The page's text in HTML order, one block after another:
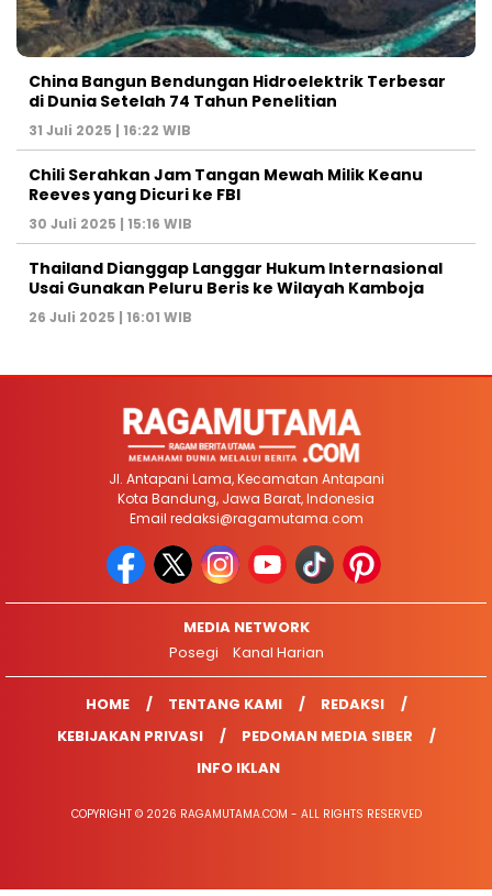
China Bangun Bendungan Hidroelektrik Terbesar
di Dunia Setelah 74 Tahun Penelitian
31 Juli 2025 | 16:22 WIB
Chili Serahkan Jam Tangan Mewah Milik Keanu
Reeves yang Dicuri ke FBI
30 Juli 2025 | 15:16 WIB
Thailand Dianggap Langgar Hukum Internasional
Usai Gunakan Peluru Beris ke Wilayah Kamboja
26 Juli 2025 | 16:01 WIB
Jl. Antapani Lama, Kecamatan Antapani
Kota Bandung, Jawa Barat, Indonesia
Email redaksi@ragamutama.com
MEDIA NETWORK
Posegi
Kanal Harian
HOME TENTANG KAMI
REDAKSI
KEBIJAKAN PRIVASI
PEDOMAN MEDIA SIBER
INFO IKLAN
COPYRIGHT © 2026 RAGAMUTAMA.COM - ALL RIGHTS RESERVED